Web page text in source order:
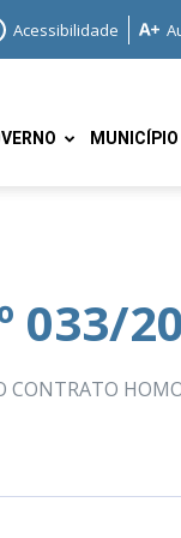
Acessibilidade
MUNICÍPIO
033/
CONTRATO